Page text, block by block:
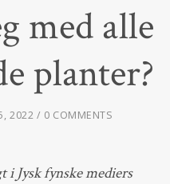
med alle
planter?
2022 0 COMMENTS
Jysk fynske mediers